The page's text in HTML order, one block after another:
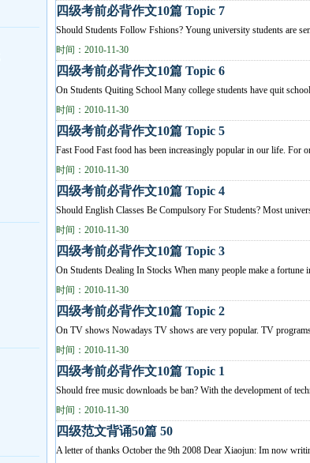
四级考前必背作文10篇 Topic 7
Should Students Follow Fshions? Young university students are
时间：2010-11-30
四级考前必背作文10篇 Topic 6
On Students Quiting School Many college students have quit
时间：2010-11-30
四级考前必背作文10篇 Topic 5
Fast Food Fast food has been increasingly popular in our life. For
时间：2010-11-30
四级考前必背作文10篇 Topic 4
Should English Classes Be Compulsory For Students? Most
时间：2010-11-30
四级考前必背作文10篇 Topic 3
On Students Dealing In Stocks When many people make a fortune
时间：2010-11-30
四级考前必背作文10篇 Topic 2
On TV shows Nowadays TV shows are very popular. TV
时间：2010-11-30
四级考前必背作文10篇 Topic 1
Should free music downloads be ban? With the development of
时间：2010-11-30
四级范文背诵50篇 50
A letter of thanks October the 9th 2008 Dear Xiaojun: Im now